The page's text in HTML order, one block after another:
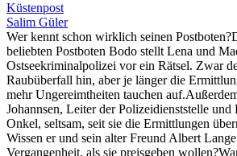
Küstenpost
Salim Güler
Wer kennt schon wirklich seinen
beliebten Postboten Bodo stellt Lena und
Ostseekriminalpolizei vor ein Rätsel. Zwar
Raubüberfall hin, aber je länger die
mehr Ungereimtheiten tauchen
Johannsen, Leiter der Polizeidienststelle und
Onkel, seltsam, seit sie die Ermittlungen
Wissen er und sein alter Freund Albert
Vergangenheit, als sie preisgeben